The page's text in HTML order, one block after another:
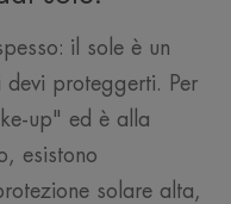
il sole è un
proteggerti. Per
up" ed è alla
esistono
solare alta,